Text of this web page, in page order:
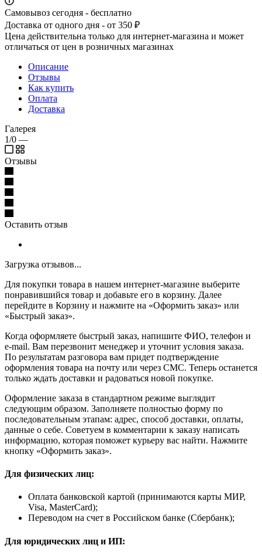
Самовывоз сегодня - бесплатно
Доставка от одного дня - от 350 ₽
Цена действительна только для интернет-магазина и может
отличаться от цен в розничных магазинах
Описание
Отзывы
Как купить
Оплата
Доставка
Галерея
1/0 —
Отзывы
Оставить отзыв
Загрузка отзывов...
Для покупки товара в нашем интернет-магазине выберите
понравившийся товар и добавьте его в корзину. Далее
перейдите в Корзину и нажмите на «Оформить заказ» или
«Быстрый заказ».
Когда оформляете быстрый заказ, напишите ФИО, телефон и
e-mail. Вам перезвонит менеджер и уточнит условия заказа.
По результатам разговора вам придет подтверждение
оформления товара на почту или через СМС. Теперь останется
только ждать доставки и радоваться новой покупке.
Оформление заказа в стандартном режиме выглядит
следующим образом. Заполняете полностью форму по
последовательным этапам: адрес, способ доставки, оплаты,
данные о себе. Советуем в комментарии к заказу написать
информацию, которая поможет курьеру вас найти. Нажмите
кнопку «Оформить заказ».
Для физических лиц:
Оплата банковской картой (принимаются карты МИР,
Visa, MasterCard);
Переводом на счет в Российском банке (Сбербанк);
Для юридических лиц и ИП: